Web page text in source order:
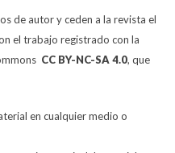
de autor y ceden a la revista el
el trabajo registrado con la
CC BY-NC-SA 4.0, que
en cualquier medio o